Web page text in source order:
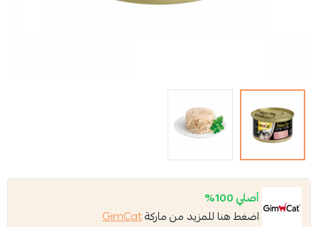
أصلي 100%
اضغط هنا للمزيد من ماركةGimCat